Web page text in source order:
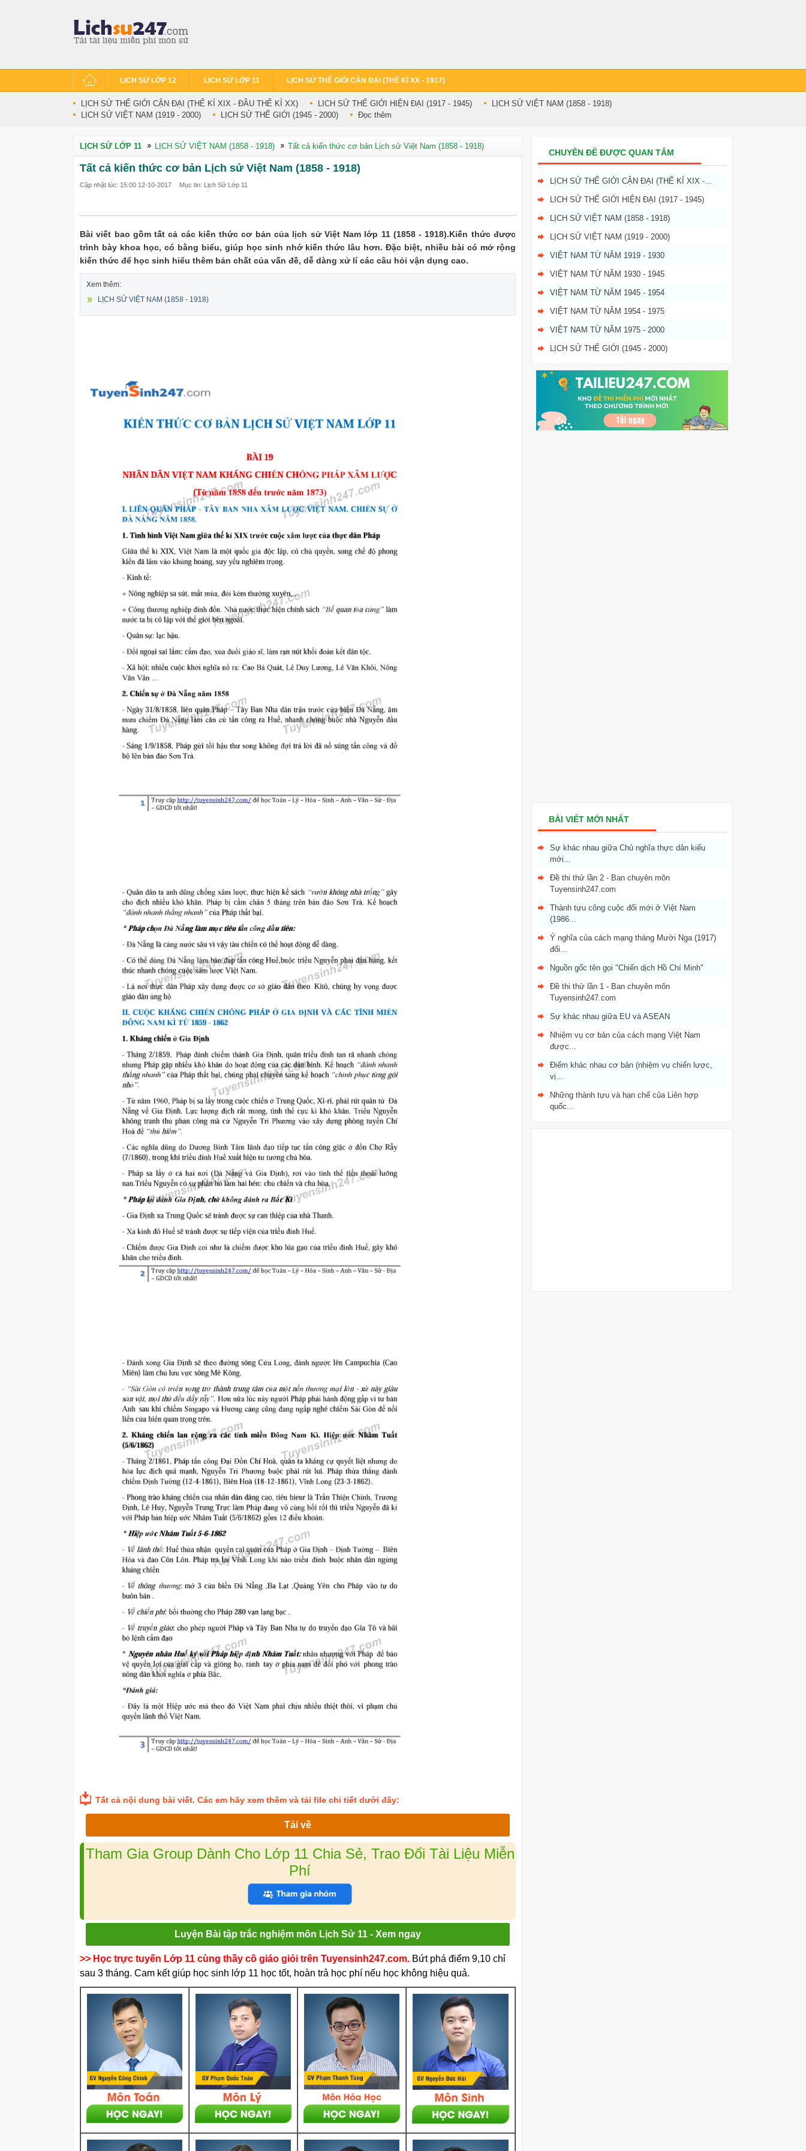
LỊCH SỬ LỚP 12 LỊCH SỬ LỚP 11 LỊCH SỬ THẾ GIÓI CẬN ĐẠI (THẾ KỈ XX - 1917)
LỊCH SỬ THẾ GIỚI CẬN ĐẠI (THẾ KỈ XIX - ĐẦU THẾ KỈ XX) LICH SỬ THẾ GIỚI HIỆN ĐẠI (1917 - 1945)
LỊCH SỬ VIỆT NAM (1858 - 1918)
LỊCH SỬ VIỆT NAM (1919 - 2000)
LỊCH SỬ THẾ GIỚI (1945 - 2000) Đọc thêm
LỊCH SỬ LỚP 11 LỊCH SỬ VIỆT NAM (1858 - 1918) Tất cả kiến thức cơ bản Lịch sử Việt Nam (1858 - 1918)
Tất cả kiến thức cơ bản Lịch sử Việt Nam (1858 - 1918)
Cập nhật lúc: 15:00 12-10-2017 Mục tin: Lịch Sử Lớp 11
Bài viết bao gồm tất cả các kiến thức cơ bản của lịch sử Việt Nam lớp 11 (1858 - 1918).Kiến thức được
trình bày khoa học, có bằng biểu, giúp học sinh nhớ kiến thức lâu hơn. Đặc biệt, nhiều bài có mở rộng
kiến thức để học sinh hiểu thêm bản chất của vấn đề, dễ dàng xử lí các câu hỏi vận dụng cao.
Xem thêm:
LỊCH SỬ VIỆT NAM (1858 - 1918)
Tất cả nội dung bài viết. Các em hãy xem thêm và tải file chi tiết dưới đây:
Tải về
Tham Gia Group Dành Cho Lớp 11 Chia Sẻ, Trao Đổi Tài Liệu Miễn
Phí
Luyện Bài tập trắc nghiệm môn Lịch Sử 11 - Xem ngay
>> Học trực tuyến Lớp 11 cùng thầy cô giáo giỏi trên Tuyensinh247.com. Bứt phá điểm 9,10 chỉ
sau 3 tháng. Cam kết giúp học sinh lớp 11 học tốt, hoàn trả học phí nếu học không hiệu quả.
CHUYÊN ĐỀ ĐƯỢC QUAN TÂM
LỊCH SỬ THẾ GIỚI CẬN ĐẠI (THẾ KỈ XIX -...
LICH SỬ THẾ GIỚI HIỆN ĐẠI (1917 - 1945)
LỊCH SỬ VIỆT NAM (1858 - 1918)
LỊCH SỬ VIỆT NAM (1919 - 2000)
VIỆT NAM TỪ NĂM 1919 - 1930
VIỆT NAM TỪ NĂM 1930 - 1945
VIỆT NAM TỪ NĂM 1945 - 1954
VIỆT NAM TỪ NĂM 1954 - 1975
VIỆT NAM TỪ NĂM 1975 - 2000
LỊCH SỬ THẾ GIỚI (1945 - 2000)
BÀI VIẾT MỚI NHẤT
Sự khác nhau giữa Chủ nghĩa thực dân kiểu
mới...
Đề thi thử lần 2 - Ban chuyên môn
Tuyensinh247.com
Thành tựu công cuộc đổi mới ở Việt Nam
(1986...
Ý nghĩa của cách mạng tháng Mười Nga (1917)
đối...
Nguồn gốc tên gọi "Chiến dịch Hồ Chí Minh"
Đề thi thử lần 1 - Ban chuyên môn
Tuyensinh247.com
Sự khác nhau giữa EU và ASEAN
Nhiệm vụ cơ bản của cách mạng Việt Nam
được...
Điểm khác nhau cơ bản (nhiệm vụ chiến lược,
vị...
Những thành tựu và hạn chế của Liên hợp
quốc...